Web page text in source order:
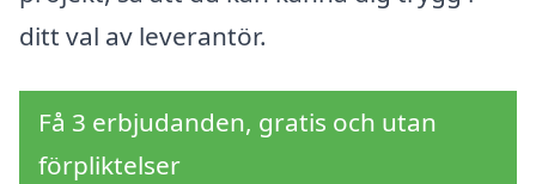
ditt val av leverantör.
Få 3 erbjudanden, gratis och utan
förpliktelser